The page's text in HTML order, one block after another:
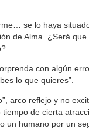
se lo haya
de Alma. ¿Será
con algún
lo que quieres”.
arco reflejo y no
de cierta
un humano por un